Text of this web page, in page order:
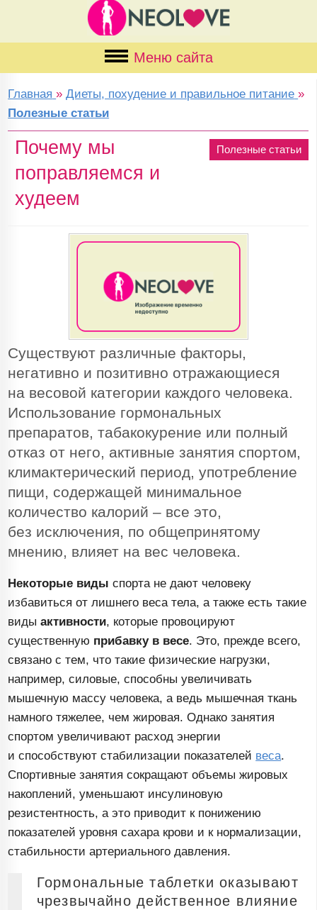
Меню сайта
Главная »Диеты, похудение и правильное питание »
Полезные статьи
Полезные статьи
Почему мы
поправляемся и
худеем
Существуют различные факторы,
негативно и позитивно отражающиеся
на весовой категории каждого человека.
Использование гормональных
препаратов, табакокурение или полный
отказ от него, активные занятия спортом,
климактерический период, употребление
пищи, содержащей минимальное
количество калорий – все это,
без исключения, по общепринятому
мнению, влияет на вес человека.
Некоторые виды спорта не дают человеку
избавиться от лишнего веса тела, а также есть такие
видыактивности, которые провоцируют
существенную прибавку в весе. Это, прежде всего,
связано с тем, что такие физические нагрузки,
например, силовые, способны увеличивать
мышечную массу человека, а ведь мышечная ткань
намного тяжелее, чем жировая. Однако занятия
спортом увеличивают расход энергии
и способствуют стабилизации показателей веса.
Спортивные занятия сокращают объемы жировых
накоплений, уменьшают инсулиновую
резистентность, а это приводит к понижению
показателей уровня сахара крови и к нормализации,
стабильности артериального давления.
Гормональные таблетки оказывают
чрезвычайно действенное влияние